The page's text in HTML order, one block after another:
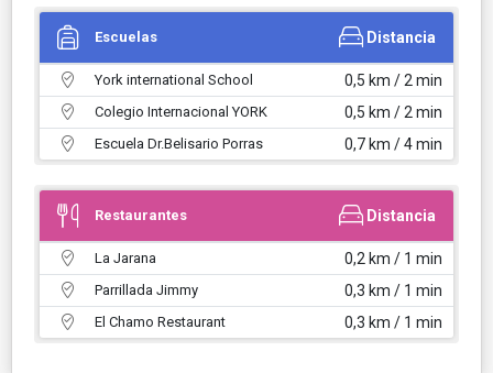
Escuelas Distancia
York international School 0,5 km / 2 min
Colegio Internacional YORK 0,5 km / 2 min
Escuela Dr.Belisario Porras 0,7 km / 4 min
Restaurantes Distancia
La Jarana 0,2 km / 1 min
Parrillada Jimmy 0,3 km / 1 min
El Chamo Restaurant 0,3 km / 1 min